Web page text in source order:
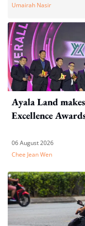
Umairah Nasir
Ayala Land
Excellence
06 August 2026
Chee Jean Wen